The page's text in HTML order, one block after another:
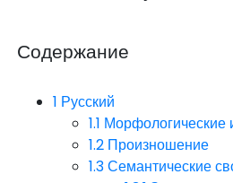
Содержание
1 Русский
1.1 Морфологические
1.2 Произношение
1.3Семантические